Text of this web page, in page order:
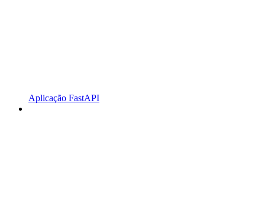
Aplicação FastAPI